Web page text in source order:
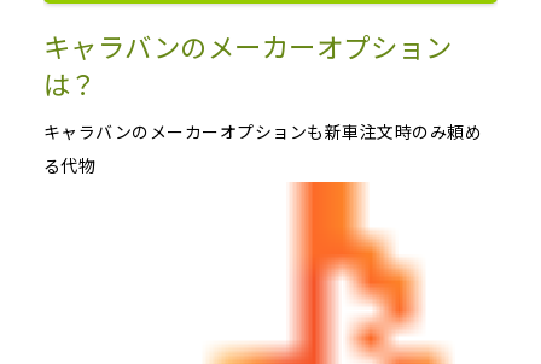
キャラバンのメーカーオプション
は？
キャラバンのメーカーオプションも新車注文時のみ頼め
る代物